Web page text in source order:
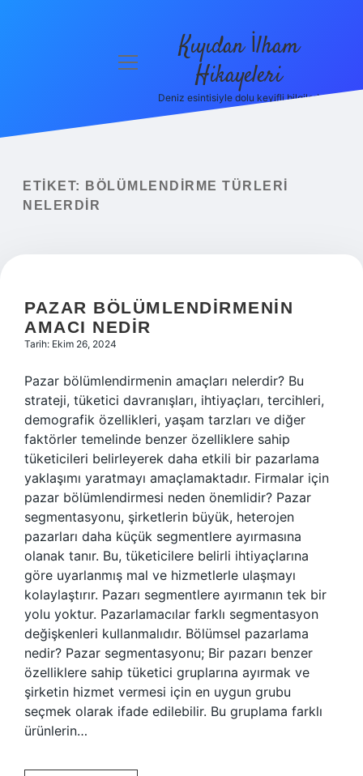
Yasal Uyarı
menüyü
Kıyıdan İlham
Hikayeleri
Deniz esintisiyle dolu keyifli bilgiler!
ETIKET:
BÖLÜMLENDIRME TÜRLERI
NELERDIR
PAZAR BÖLÜMLENDIRMENIN
AMACI NEDIR
Tarih: Ekim 26, 2024
Pazar bölümlendirmenin amaçları nelerdir? Bu
strateji, tüketici davranışları, ihtiyaçları, tercihleri,
demografik özellikleri, yaşam tarzları ve diğer
faktörler temelinde benzer özelliklere sahip
tüketicileri belirleyerek daha etkili bir pazarlama
yaklaşımı yaratmayı amaçlamaktadır. Firmalar için
pazar bölümlendirmesi neden önemlidir? Pazar
segmentasyonu, şirketlerin büyük, heterojen
pazarları daha küçük segmentlere ayırmasına
olanak tanır. Bu, tüketicilere belirli ihtiyaçlarına
göre uyarlanmış mal ve hizmetlerle ulaşmayı
kolaylaştırır. Pazarı segmentlere ayırmanın tek bir
yolu yoktur. Pazarlamacılar farklı segmentasyon
değişkenleri kullanmalıdır. Bölümsel pazarlama
nedir? Pazar segmentasyonu; Bir pazarı benzer
özelliklere sahip tüketici gruplarına ayırmak ve
şirketin hizmet vermesi için en uygun grubu
seçmek olarak ifade edilebilir. Bu gruplama farklı
ürünlerin…